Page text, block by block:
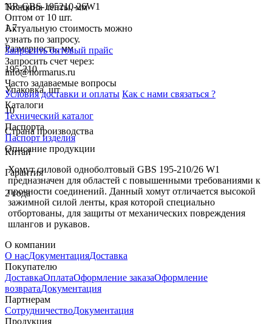
Толщина ленты, мм
1.7
Размерность, мм
195-210
Упаковка, шт
10
Страна производства
Китай
Гарантия
2 года
NR-GBS-195210-26W1
Оптом от 10 шт.
Актуальную стоимость можно
узнать по запросу.
Запросить оптовый прайс
Запросить счет через:
info@normarus.ru
Часто задаваемые вопросы
Условия доставки и оплаты Как с нами связаться ?
Каталоги
Технический каталог
Паспорта
Паспорт изделия
Описание продукции
Хомут силовой одноболтовый GBS 195-210/26 W1
предназначен для областей с повышенными требованиями к
прочности соединений. Данный хомут отличается высокой
зажимной силой ленты, края которой специально
отбортованы, для защиты от механических повреждения
шлангов и рукавов.
О компании
О насДокументацияДоставка
Покупателю
ДоставкаОплатаОформление заказаОформление
возвратаДокументация
Партнерам
СотрудничествоДокументация
Продукция